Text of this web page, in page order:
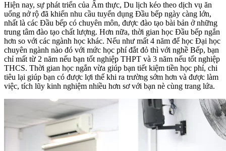
Hiện nay, sự phát triển của Ẩm thực, Du lịch kéo theo dịch vụ ăn
uống nở rộ đã khiến nhu cầu tuyển dụng Đầu bếp ngày càng lớn,
nhất là các Đầu bếp có chuyên môn, được đào tạo bài bản ở những
trung tâm đào tạo chất lượng. Hơn nữa, thời gian học Đầu bếp ngắn
hơn so với các ngành học khác. Nếu như mất 4 năm để học Đại học
chuyên ngành nào đó với mức học phí đắt đỏ thì với nghề Bếp, bạn
chỉ mất từ 2 năm nếu bạn tốt nghiệp THPT và 3 năm nếu tốt nghiệp
THCS. Thời gian học ngắn vừa giúp bạn tiết kiệm tiền học phí, chi
tiêu lại giúp bạn có được lợi thế khi ra trường sớm hơn và được làm
việc, tích lũy kinh nghiệm nhiều hơn sơ với bạn nè cùng trang lứa.